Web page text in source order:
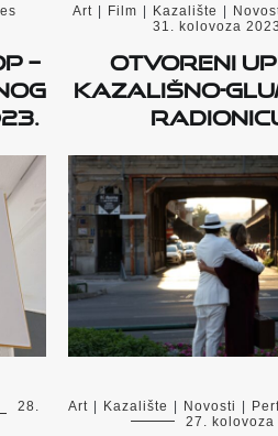
–
Art | Film | Kazalište |
31. kolovoza 2023.
Otvoreni
kazališno-
28.
Art Kazalište Novosti
27. kolovoza